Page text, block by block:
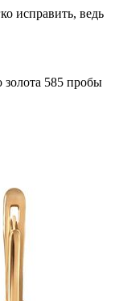
исправить, ведь
золота 585 пробы